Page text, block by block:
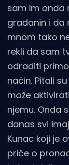
sam im onda
građanin i da
mnom tako
rekli da sam
odraditi
način. Pitali
može
njemu. Onda
danas svi
Kunac koji je
priče o